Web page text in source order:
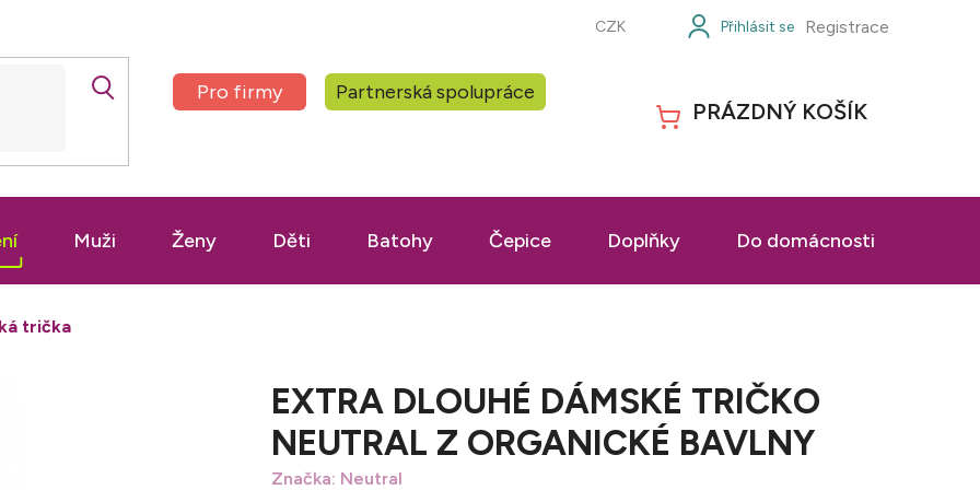
Pro firmy Partnerská spolupráce
CZK Registrace
NÁKUPNÍ
PRÁZDNÝ KOŠÍK
Muži Ženy Děti Batohy Čepice Doplňky Do domácnosti
trička
EXTRA DLOUHÉ DÁMSKÉ TRIČKO
NEUTRAL Z ORGANICKÉ BAVLNY
Značka: Neutral